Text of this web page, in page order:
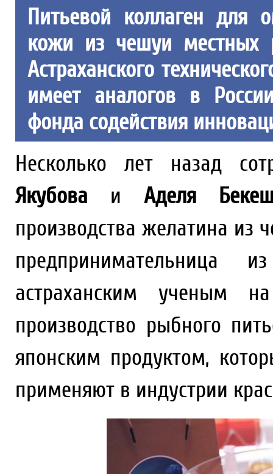
Питьевой коллаген для
кожи из чешуи местных
Астраханского
имеет аналогов в
фонда содействия
Несколько лет назад
Якубова и Аделя
производства желатина из
предпринимательница
астраханским ученым
производство рыбного
японским продуктом,
применяют в индустрии